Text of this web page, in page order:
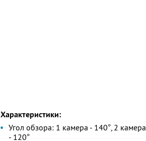
Характеристики:
Угол обзора: 1 камера - 140°, 2 камера
- 120°